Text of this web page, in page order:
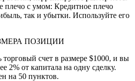
плечо с умом: Кредитное плечо
так и убытки. Используйте его
ПОЗИЦИИ
счет в размере $1000, и вы
2% от капитала на одну сделку.
на 50 пунктов.